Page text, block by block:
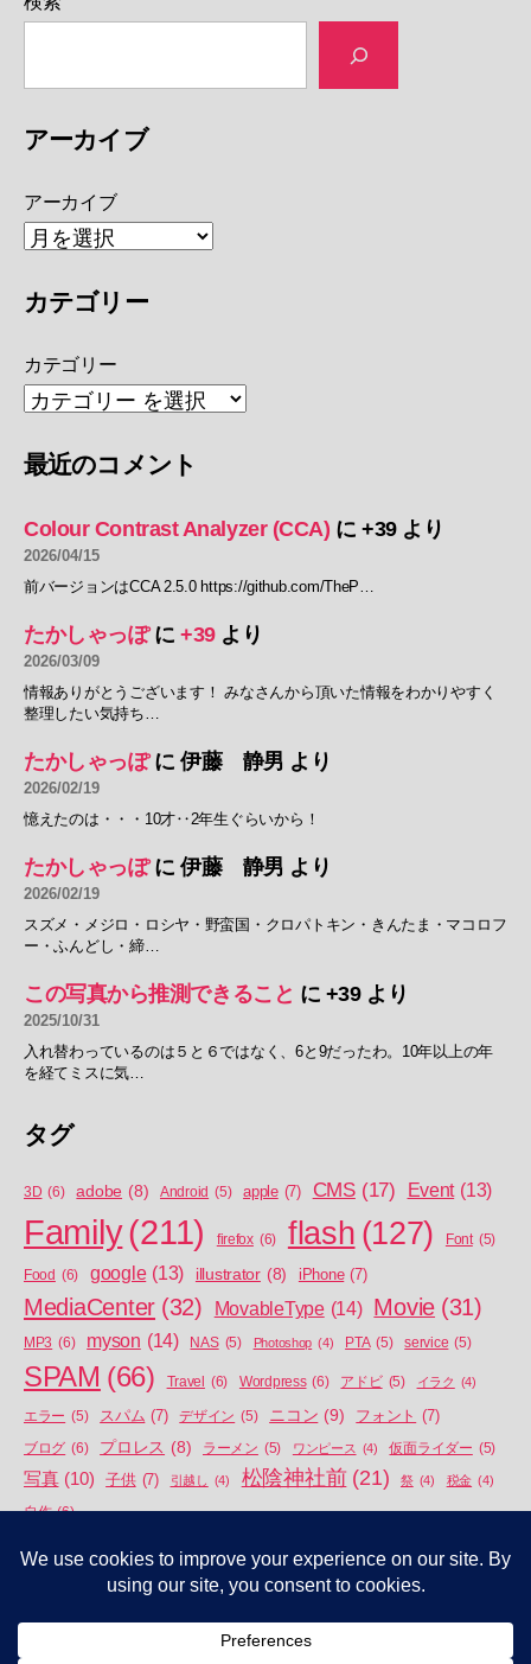
アーカイブ
アーカイブ
カテゴリー
カテゴリー
最近のコメント
Colour Contrast Analyzer (CCA) に+39より
2026/04/15
前バージョンはCCA 2.5.0 https://github.com/TheP…
たかしゃっぽに +39より
2026/03/09
情報ありがとうございます！ みなさんから頂いた情報をわかりやすく
整理したい気持ち…
たかしゃっぽに 伊藤 静男 より
2026/02/19
憶えたのは・・・10才‥2年生ぐらいから！
たかしゃっぽに 伊藤 静男 より
2026/02/19
スズメ・メジロ・ロシヤ・野蛮国・クロパトキン・きんたま・マコロフ
ー・ふんどし・締…
この写真から推測できること に +39より
2025/10/31
入れ替わっているのは５と６ではなく、6と9だったわ。10年以上の年
を経てミスに気…
タグ
3D (6) adobe (8) Android (5) apple (7) CMS (17) Event (13)
Family(211) firefox (6) flash (127) Font (5)
Food (6) google (13) illustrator (8) iPhone (7)
MediaCenter (32) MovableType (14) Movie (31)
MP3 (6) myson (14) NAS (5) Photoshop (4) PTA (5) service (5)
SPAM (66) Travel (6) Wordpress (6) アドビ (5) イラク (4)
エラー (5) スパム (7) デザイン (5) ニコン (9) フォント (7)
ブログ (6) プロレス (8) ラーメン (5) ワンピース (4) 仮面ライダー (5)
写真 (10) 子供 (7) 引越し (4) 松陰神社前 (21) 祭 (4) 税金 (4)
自作 (6)
APEIROPHOBIA